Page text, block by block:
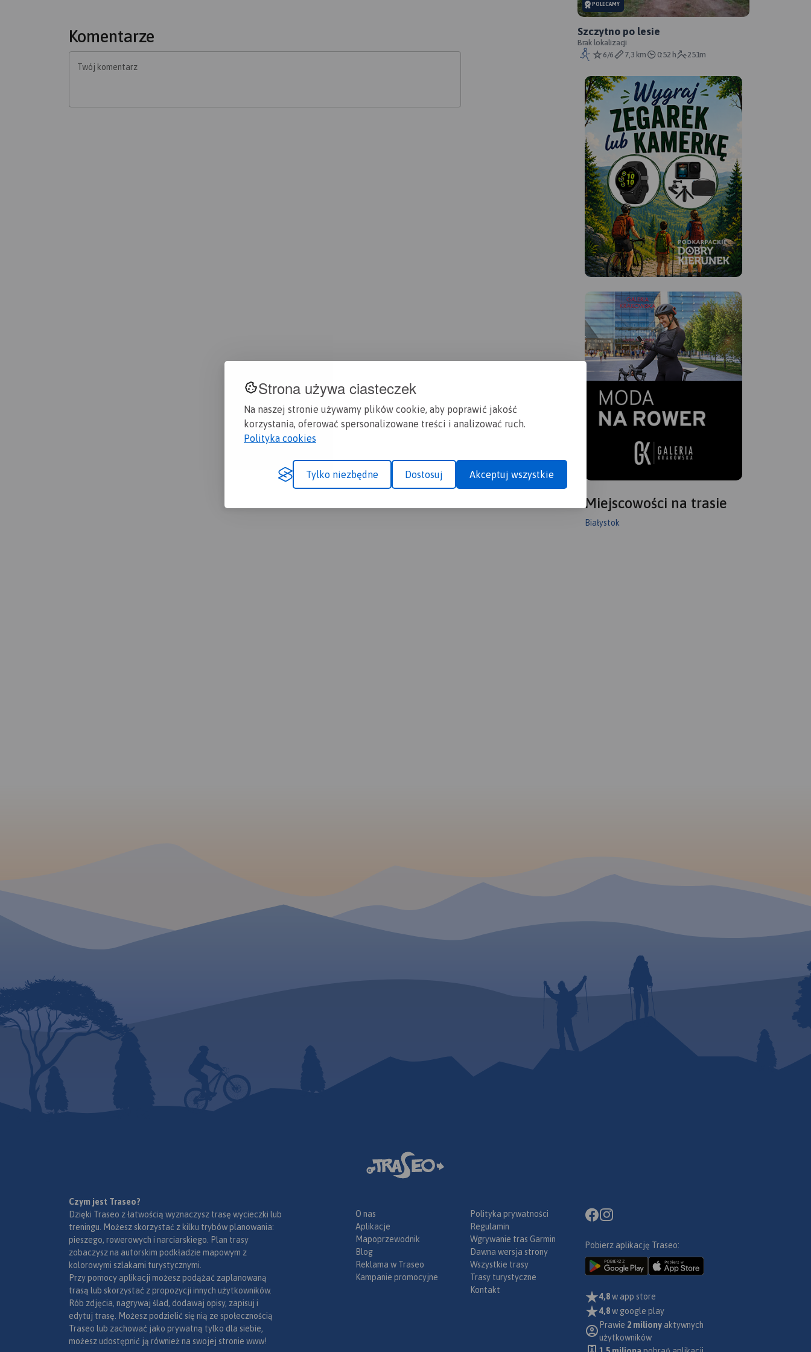
Strona używa ciasteczek
Na naszej stronie używamy plików cookie, aby poprawić jakość
korzystania, oferować spersonalizowane treści i analizować ruch.
Polityka cookies
Tylko niezbędne Dostosuj Akceptuj wszystkie
Komentarze
Twój komentarz
POLECAMY
Szczytno po lesie
Brak lokalizacji
6/6
7,3 km 0:52 h 251m
Miejscowości na trasie
Białystok
Czym jest Traseo?
Dzięki Traseo z łatwością wyznaczysz trasę wycieczki lub
treningu. Możesz skorzystać z kilku trybów planowania:
pieszego, rowerowych i narciarskiego. Plan trasy
zobaczysz na autorskim podkładzie mapowym z
kolorowymi szlakami turystycznymi.
Przy pomocy aplikacji możesz podążać zaplanowaną
trasą lub skorzystać z propozycji innych użytkowników.
Rób zdjęcia, nagrywaj ślad, dodawaj opisy, zapisuj i
edytuj trasę. Możesz podzielić się nią ze społecznością
Traseo lub zachować jako prywatną tylko dla siebie,
możesz udostępnić ją również na swojej stronie www!
O nas
Aplikacje
Mapoprzewodnik
Blog
Reklama w Traseo
Kampanie promocyjne
Polityka prywatności
Regulamin
Wgrywanie tras Garmin
Dawna wersja strony
Wszystkie trasy
Trasy turystyczne
Kontakt
Pobierz aplikację Traseo:
4,8w app store
4,8w google play
Prawie 2 miliony aktywnych
użytkowników